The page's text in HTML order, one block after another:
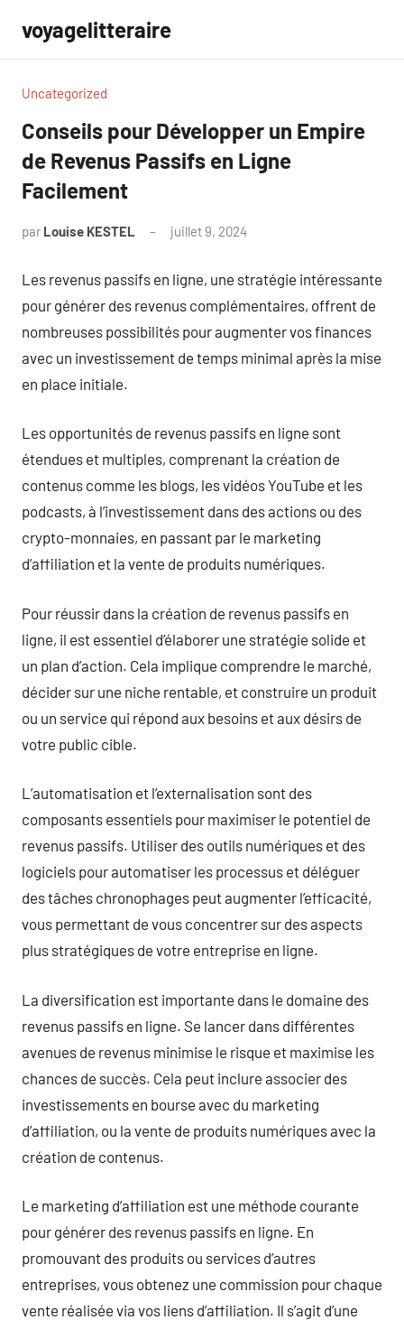
contenu
voyagelitteraire
Uncategorized
Conseils pour Développer un Empire
de Revenus Passifs en Ligne
Facilement
par Louise KESTEL juillet 9, 2024
Les revenus passifs en ligne, une stratégie intéressante
pour générer des revenus complémentaires, offrent de
nombreuses possibilités pour augmenter vos finances
avec un investissement de temps minimal après la mise
en place initiale.
Les opportunités de revenus passifs en ligne sont
étendues et multiples, comprenant la création de
contenus comme les blogs, les vidéos YouTube et les
podcasts, à l’investissement dans des actions ou des
crypto-monnaies, en passant par le marketing
d’affiliation et la vente de produits numériques.
Pour réussir dans la création de revenus passifs en
ligne, il est essentiel d’élaborer une stratégie solide et
un plan d’action. Cela implique comprendre le marché,
décider sur une niche rentable, et construire un produit
ou un service qui répond aux besoins et aux désirs de
votre public cible.
L’automatisation et l’externalisation sont des
composants essentiels pour maximiser le potentiel de
revenus passifs. Utiliser des outils numériques et des
logiciels pour automatiser les processus et déléguer
des tâches chronophages peut augmenter l’efficacité,
vous permettant de vous concentrer sur des aspects
plus stratégiques de votre entreprise en ligne.
La diversification est importante dans le domaine des
revenus passifs en ligne. Se lancer dans différentes
avenues de revenus minimise le risque et maximise les
chances de succès. Cela peut inclure associer des
investissements en bourse avec du marketing
d’affiliation, ou la vente de produits numériques avec la
création de contenus.
Le marketing d’affiliation est une méthode courante
pour générer des revenus passifs en ligne. En
promouvant des produits ou services d’autres
entreprises, vous obtenez une commission pour chaque
vente réalisée via vos liens d’affiliation. Il s’agit d’une